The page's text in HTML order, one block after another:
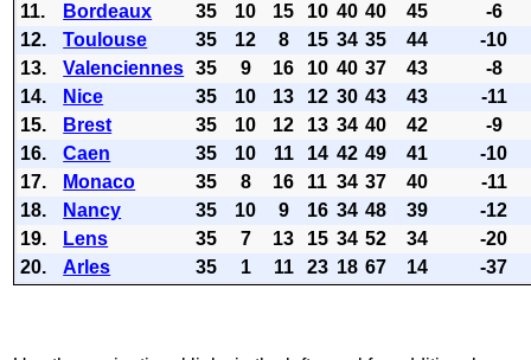
11.
Bordeaux 35 10 15 10 40 40 45
-6
12.
Toulouse 35 12 8 15 34 35 44
-10
13.
Valenciennes 35 9 16 10 40 37 43
-8
14.
Nice 35 10 13 12 30 43 43
-11
15.
Brest 35 10 12 13 34 40 42
-9
16.
Caen 35 10 11 14 42 49 41
-10
17.
Monaco 35 8 16 11 34 37 40
-11
18.
Nancy 35 10 9 16 34 48 39
-12
19.
Lens 35 7 13 15 34 52 34
-20
20.
Arles 35 1 11 23 18 67 14 -37